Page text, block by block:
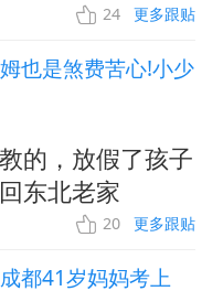
24 更多跟贴
也是煞费苦心!小少
的，放假了孩子
东北老家
20 更多跟贴
都41岁妈妈考上